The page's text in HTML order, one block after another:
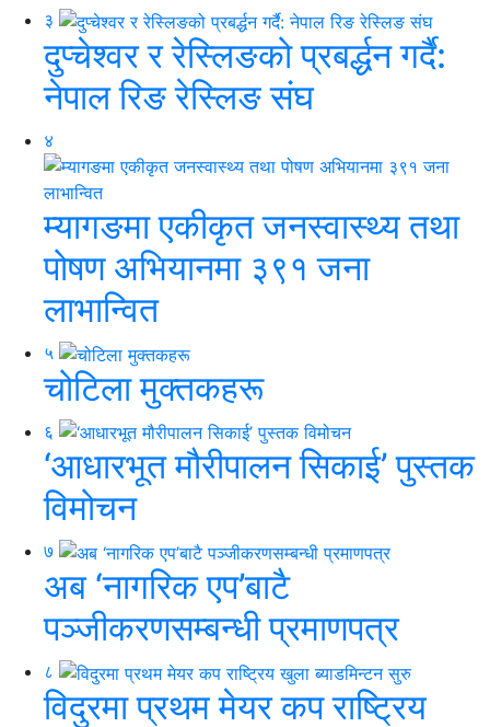
३
दुप्चेश्वर र रेस्लिङको प्रबर्द्धन गर्दै:
नेपाल रिङ रेस्लिङ संघ
४
म्यागङमा एकीकृत जनस्वास्थ्य तथा
पोषण अभियानमा ३९१ जना
लाभान्वित
५
चोटिला मुक्तकहरू
६
‘आधारभूत मौरीपालन सिकाई’ पुस्तक
विमोचन
७
अब ‘नागरिक एप’बाटै
पञ्जीकरणसम्बन्धी प्रमाणपत्र
८
विदुरमा प्रथम मेयर कप राष्ट्रिय